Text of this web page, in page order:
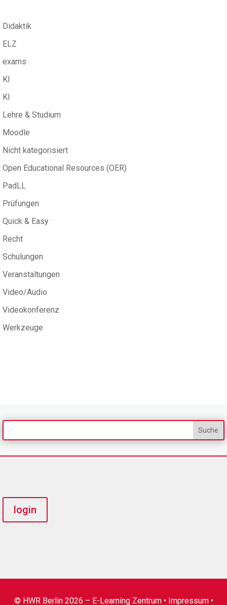
Didaktik
ELZ
exams
KI
KI
Lehre & Studium
Moodle
Nicht kategorisiert
Open Educational Resources (OER)
PadLL
Prüfungen
Quick & Easy
Recht
Schulungen
Veranstaltungen
Video/Audio
Videokonferenz
Werkzeuge
login
© HWR Berlin 2026 – E-Learning Zentrum • Impressum•